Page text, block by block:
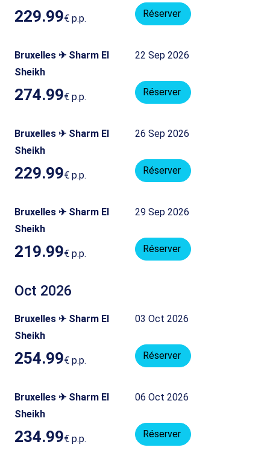
229.99€ p.p. Réserver
Bruxelles ✈ Sharm El
Sheikh
22 Sep 2026
274.99€ p.p. Réserver
Bruxelles ✈ Sharm El
Sheikh
26 Sep 2026
229.99€ p.p. Réserver
Bruxelles ✈ Sharm El
Sheikh
29 Sep 2026
219.99€ p.p. Réserver
Oct 2026
Bruxelles ✈ Sharm El
Sheikh
03 Oct 2026
254.99€ p.p. Réserver
Bruxelles ✈ Sharm El
Sheikh
06 Oct 2026
234.99€ p.p. Réserver